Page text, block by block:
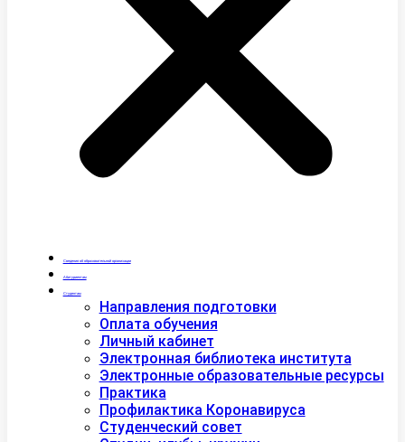
Сведения об образовательной организации
Абитуриентам
Студентам
Направления подготовки
Оплата обучения
Личный кабинет
Электронная библиотека института
Электронные образовательные ресурсы
Практика
Профилактика Коронавируса
Студенческий совет